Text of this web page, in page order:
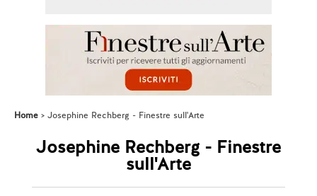
Home Josephine Rechberg - Finestre sull'Arte
Josephine Rechberg - Finestre
sull'Arte